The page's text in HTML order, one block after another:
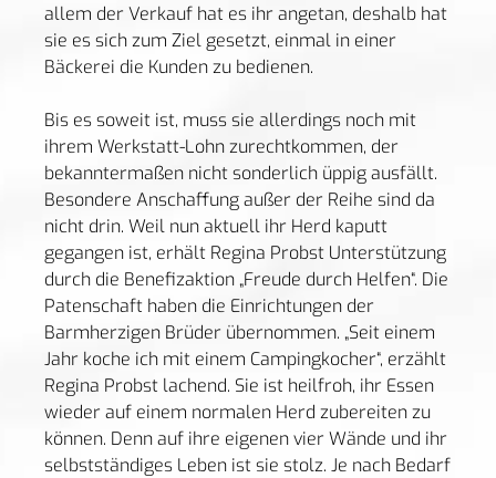
allem der Verkauf hat es ihr angetan, deshalb hat
sie es sich zum Ziel gesetzt, einmal in einer
Bäckerei die Kunden zu bedienen.
Bis es soweit ist, muss sie allerdings noch mit
ihrem Werkstatt-Lohn zurechtkommen, der
bekanntermaßen nicht sonderlich üppig ausfällt.
Besondere Anschaffung außer der Reihe sind da
nicht drin. Weil nun aktuell ihr Herd kaputt
gegangen ist, erhält Regina Probst Unterstützung
durch die Benefizaktion „Freude durch Helfen“. Die
Patenschaft haben die Einrichtungen der
Barmherzigen Brüder übernommen. „Seit einem
Jahr koche ich mit einem Campingkocher“, erzählt
Regina Probst lachend. Sie ist heilfroh, ihr Essen
wieder auf einem normalen Herd zubereiten zu
können. Denn auf ihre eigenen vier Wände und ihr
selbstständiges Leben ist sie stolz. Je nach Bedarf